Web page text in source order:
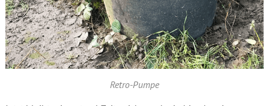
Retro-Pumpe